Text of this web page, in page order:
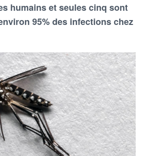
humains et seules cinq sont
95% des infections chez